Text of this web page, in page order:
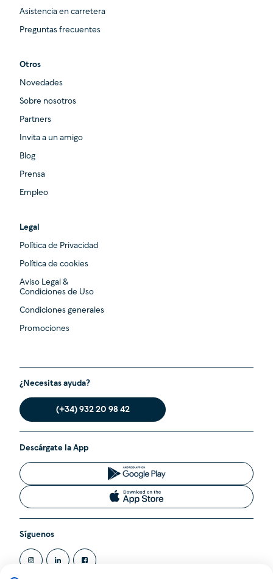
Asistencia en carretera
Preguntas frecuentes
Otros
Novedades
Sobre nosotros
Partners
Invita a un amigo
Blog
Prensa
Empleo
Legal
Política de Privacidad
Política de cookies
Aviso Legal &
Condiciones de Uso
Condiciones generales
Promociones
¿Necesitas ayuda?
(+34) 932 20 98 42
Descárgate la App
Síguenos